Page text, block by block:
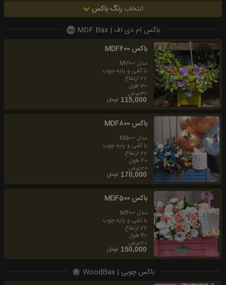
انتخاب رنگ باکس
باکس ام دی اف | MDF Bax
باكس MDF600
مدل M300
با كفى و پايه چوب
22 ارتفاع
30 طول
30عرض
115,000 تومان
باكس MDF800
مدل M500
با كفى و پايه چوب
22 ارتفاع
60 طول
20عرض
170,000 تومان
باكس MDF500
مدل M400
با كفى و پايه چوب
22 ارتفاع
40 طول
20عرض
150,000 تومان
باکس چوبی | WoodBax